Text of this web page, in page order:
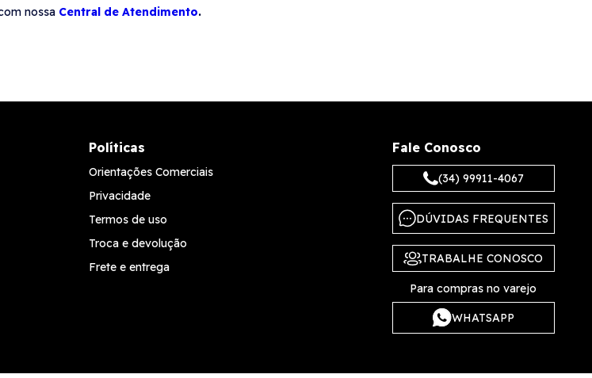
nossa Central de Atendimento.
Políticas
Orientações Comerciais
Privacidade
Termos de uso
Troca e devolução
Frete e entrega
Fale Conosco
(34) 99911-4067
DÚVIDAS FREQUENTES
TRABALHE CONOSCO
Para compras no varejo
WHATSAPP